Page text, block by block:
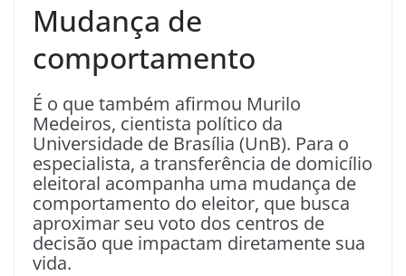
Mudança de
comportamento
É o que também afirmou Murilo
Medeiros, cientista político da
Universidade de Brasília (UnB). Para o
especialista, a transferência de domicílio
eleitoral acompanha uma mudança de
comportamento do eleitor, que busca
aproximar seu voto dos centros de
decisão que impactam diretamente sua
vida.